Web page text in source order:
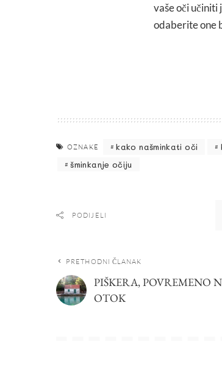
vaše oči učiniti
odaberite one
OZNAKE kako našminkati oči
šminkanje očiju
PODIJELI
PRETHODNI ČLANAK
PIŠKERA, POVREMENO
OTOK